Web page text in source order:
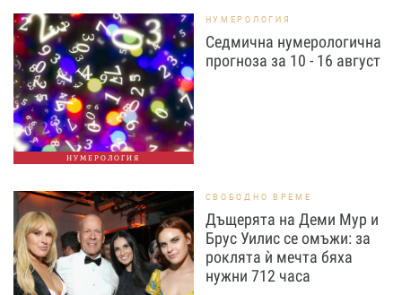
НУМЕРОЛОГИЯ
НУМЕРОЛОГИЯ
Седмична нумерологична
прогноза за 10 - 16 август
СВОБОДНО ВРЕМЕ
Дъщерята на Деми Мур и
Брус Уилис се омъжи: за
роклята ѝ мечта бяха
нужни 712 часа